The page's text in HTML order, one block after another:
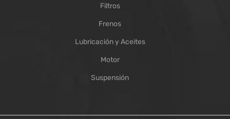
Filtros
Frenos
Lubricación y Aceites
Motor
Suspensión